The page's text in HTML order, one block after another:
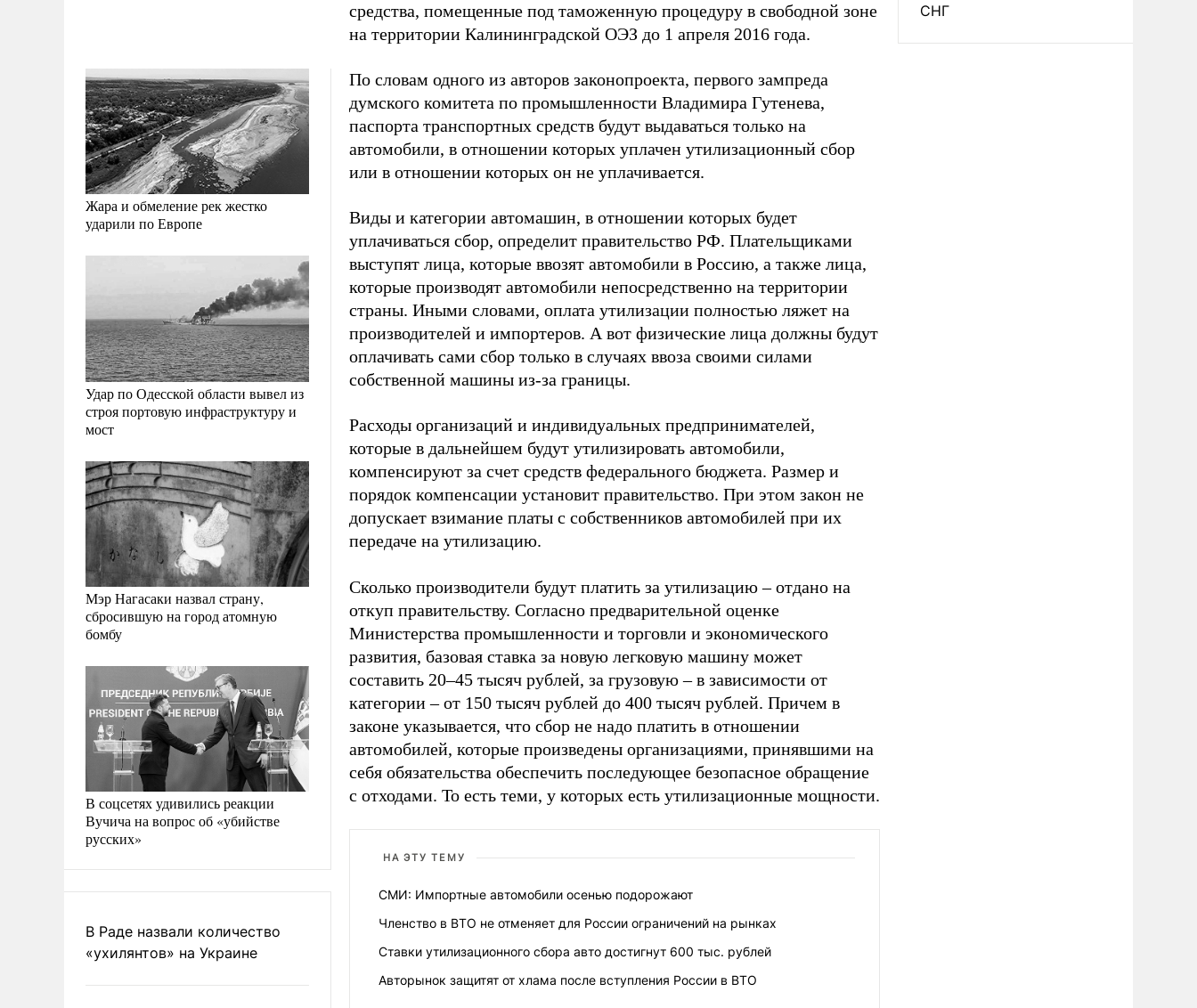
Жара и обмеление рек жестко
ударили по Европе
Удар по Одесской области вывел из
строя портовую инфраструктуру и
мост
Мэр Нагасаки назвал страну,
сбросившую на город атомную
бомбу
В соцсетях удивились реакции
Вучича на вопрос об «убийстве
русских»
В Раде назвали количество
«ухилянтов» на Украине
средства, помещенные под таможенную процедуру в свободной зоне
на территории Калининградской ОЭЗ до 1 апреля 2016 года.
По словам одного из авторов законопроекта, первого зампреда
думского комитета по промышленности Владимира Гутенева,
паспорта транспортных средств будут выдаваться только на
автомобили, в отношении которых уплачен утилизационный сбор
или в отношении которых он не уплачивается.
Виды и категории автомашин, в отношении которых будет
уплачиваться сбор, определит правительство РФ. Плательщиками
выступят лица, которые ввозят автомобили в Россию, а также лица,
которые производят автомобили непосредственно на территории
страны. Иными словами, оплата утилизации полностью ляжет на
производителей и импортеров. А вот физические лица должны будут
оплачивать сами сбор только в случаях ввоза своими силами
собственной машины из-за границы.
Расходы организаций и индивидуальных предпринимателей,
которые в дальнейшем будут утилизировать автомобили,
компенсируют за счет средств федерального бюджета. Размер и
порядок компенсации установит правительство. При этом закон не
допускает взимание платы с собственников автомобилей при их
передаче на утилизацию.
Сколько производители будут платить за утилизацию – отдано на
откуп правительству. Согласно предварительной оценке
Министерства промышленности и торговли и экономического
развития, базовая ставка за новую легковую машину может
составить 20–45 тысяч рублей, за грузовую – в зависимости от
категории – от 150 тысяч рублей до 400 тысяч рублей. Причем в
законе указывается, что сбор не надо платить в отношении
автомобилей, которые произведены организациями, принявшими на
себя обязательства обеспечить последующее безопасное обращение
с отходами. То есть теми, у которых есть утилизационные мощности.
НА ЭТУ ТЕМУ
СМИ: Импортные автомобили осенью подорожают
Членство в ВТО не отменяет для России ограничений на рынках
Ставки утилизационного сбора авто достигнут 600 тыс. рублей
Авторынок защитят от хлама после вступления России в ВТО
СНГ